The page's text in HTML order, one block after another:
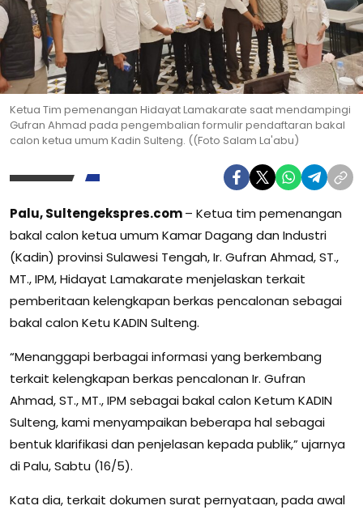
Ketua Tim pemenangan Hidayat Lamakarate saat mendampingi
Gufran Ahmad pada pengembalian formulir pendaftaran bakal
calon ketua umum Kadin Sulteng. ((Foto Salam La'abu)
Palu, Sultengekspres.com– Ketua tim pemenangan
bakal calon ketua umum Kamar Dagang dan Industri
(Kadin) provinsi Sulawesi Tengah, Ir. Gufran Ahmad, ST.,
MT., IPM, Hidayat Lamakarate menjelaskan terkait
pemberitaan kelengkapan berkas pencalonan sebagai
bakal calon Ketu KADIN Sulteng.
“Menanggapi berbagai informasi yang berkembang
terkait kelengkapan berkas pencalonan Ir. Gufran
Ahmad, ST., MT., IPM sebagai bakal calon Ketum KADIN
Sulteng, kami menyampaikan beberapa hal sebagai
bentuk klarifikasi dan penjelasan kepada publik,” ujarnya
di Palu, Sabtu (16/5).
Kata dia, terkait dokumen surat pernyataan, pada awal